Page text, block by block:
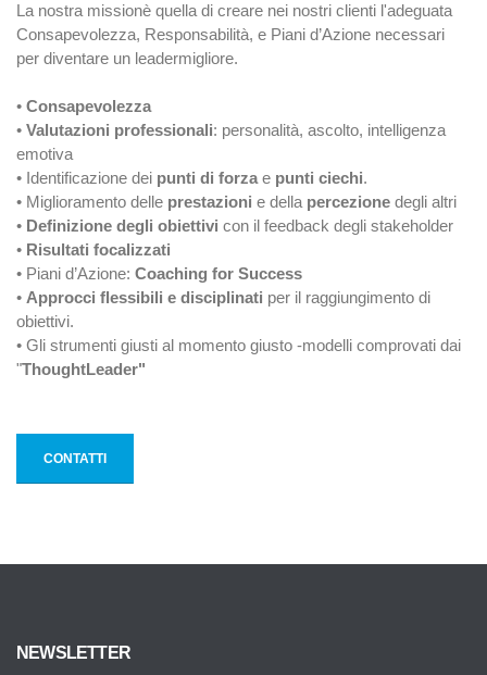
La nostra missionè quella di creare nei nostri clienti l'adeguata
Consapevolezza, Responsabilità, e Piani d’Azione necessari
per diventare un leadermigliore.
• Consapevolezza
• Valutazioni professionali: personalità, ascolto, intelligenza
emotiva
• Identificazione dei punti di forza e punti ciechi.
• Miglioramento delle prestazioni e della percezione degli altri
• Definizione degli obiettivi con il feedback degli stakeholder
• Risultati focalizzati
• Piani d’Azione: Coaching for Success
• Approcci flessibili e disciplinati per il raggiungimento di
obiettivi.
• Gli strumenti giusti al momento giusto -modelli comprovati dai
"ThoughtLeader"
CONTATTI
NEWSLETTER